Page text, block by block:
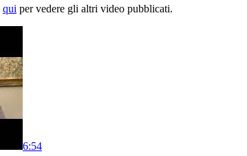
qui per vedere gli altri video pubblicati.
6:54